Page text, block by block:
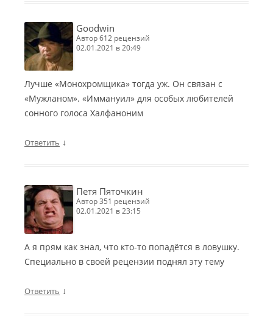
Goodwin
автор 612 рецензий
02.01.2021 в 20:49
Лучше «Монохромщика» тогда уж. Он связан с
«Мужланом». «Иммануил» для особых любителей
сонного голоса Халфаноним
Ответить ↓
Петя Пяточкин
автор 351 рецензий
02.01.2021 в 23:15
А я прям как знал, что кто-то попадётся в ловушку.
Специально в своей рецензии поднял эту тему
Ответить ↓